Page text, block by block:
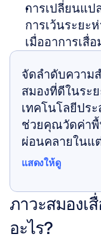
การเปลี่ยนแ
การเว้นระยะ
เมื่ออาการเสื่อ
จัดลำดับความ
สมองที่ดีในระ
เทคโนโลยีปร
ช่วยคุณวัดค่าพื้
ผ่อนคลายในแ
แสดงให้ดู
ภาวะสมองเ
อะไร?